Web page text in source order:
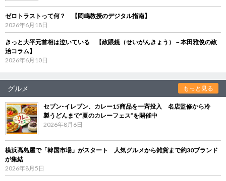
ゼロトラストって何？ 【岡嶋教授のデジタル指南】
2026年6月18日
きっと大平元首相は泣いている 【政眼鏡（せいがんきょう）－本田雅俊の政
治コラム】
2026年6月10日
グルメ もっと見る
セブン‐イレブン、カレー15商品を一斉投入 名店監修から冷
製うどんまで“夏のカレーフェス”を開催中
2026年8月6日
横浜高島屋で「韓国市場」がスタート 人気グルメから雑貨まで約30ブランド
が集結
2026年8月5日